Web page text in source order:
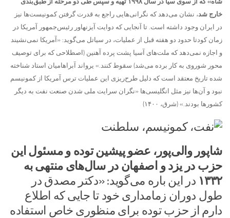
خارج شد، نشان می‌دهد که نگرانی‌هایی راجع به قدرت گرفتن کمونیست‌ها نیز
در ایران وجود داشته است. تا آنجایی که دوایت آیزنهاور رئیس‌جمهور آمریکا در
زمان کودتا حدود دو هفته قبل از عملیات، در سیاتل می‌گوید: «آمریکا نمی‌نشیند
و اجازه نمی‌دهد که ملت‌های آسیا پشت پرده آهنین (اصطلاحی که برای توصیف
محور شوروی به کار برده می‌شد) سقوط کنند.» یرواند آبراهامیان استاد شناخته
شده تاریخ معتقد است که دلیل طرح‌ریزی این عملیات ترس آمریکا از کمونیسم
نبود و آن‌ها نیز مثل انگلیسی‌ها «نگران سرایت ملی شدن صنعت نفت به دیگر
کشورها بودند.» (شرق، ۱۴۰۰)
شاپور والی‌پور، عضو پیشین توده و مسئول این
حزب در یزد و اصفهان در سال‌های منتهی به
۱۳۳۲ در این باره می‌گوید: «دکتر مصدق در
طول دوران زمامداری خود تا جایی که اطلاع
دارم از حزب توده‌ برای منظوری خاص استفاده